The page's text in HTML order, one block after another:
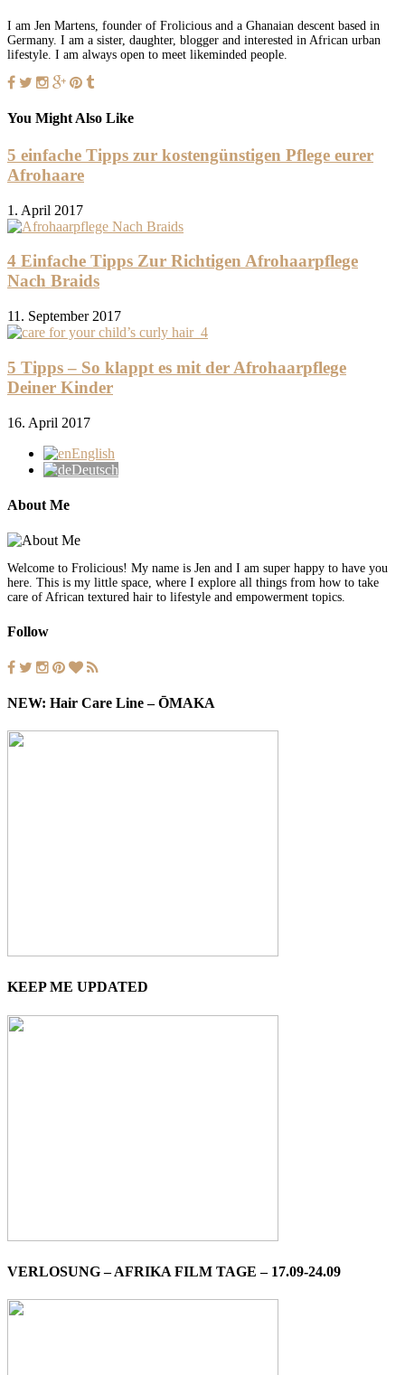
I am Jen Martens, founder of Frolicious and a Ghanaian descent based in
Germany. I am a sister, daughter, blogger and interested in African urban
lifestyle. I am always open to meet likeminded people.
You Might Also Like
5 einfache Tipps zur kostengünstigen Pflege eurer
Afrohaare
1. April 2017
4 Einfache Tipps Zur Richtigen Afrohaarpflege
Nach Braids
11. September 2017
5 Tipps – So klappt es mit der Afrohaarpflege
Deiner Kinder
16. April 2017
English
Deutsch
About Me
Welcome to Frolicious! My name is Jen and I am super happy to have you
here. This is my little space, where I explore all things from how to take
care of African textured hair to lifestyle and empowerment topics.
Follow
NEW: Hair Care Line – ŌMAKA
KEEP ME UPDATED
VERLOSUNG – AFRIKA FILM TAGE – 17.09-24.09